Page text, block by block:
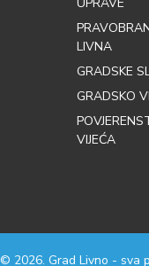
LIVNA
GRADSKE
GRADSKO
VIJEĆA
© 2026. Grad Livno - sva